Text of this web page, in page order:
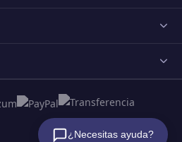
¿Necesitas ayuda?